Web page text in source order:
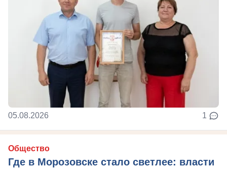
05.08.2026 1
Общество
Где в Морозовске стало светлее: власти